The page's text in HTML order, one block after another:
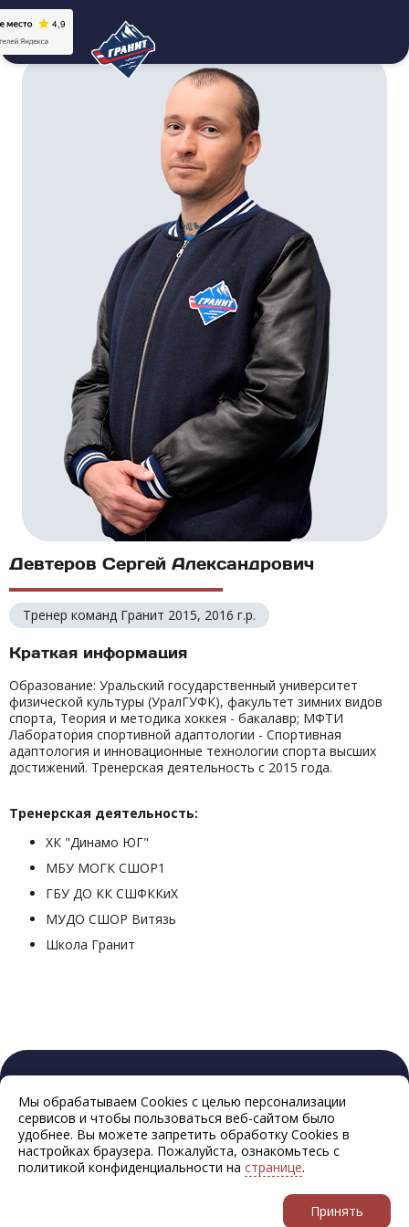
Девтеров Сергей Александрович
Тренер команд Гранит 2015, 2016 г.р.
Краткая информация
Образование: Уральский государственный университет
физической культуры (УралГУФК), факультет зимних видов
спорта, Теория и методика хоккея - бакалавр; МФТИ
Лаборатория спортивной адаптологии - Спортивная
адаптология и инновационные технологии спорта высших
достижений. Тренерская деятельность с 2015 года.
Тренерская деятельность:
ХК "Динамо ЮГ"
МБУ МОГК СШОР1
ГБУ ДО КК СШФККиХ
МУДО СШОР Витязь
⁠Школа Гранит
Мы обрабатываем Cookies с целью персонализации
сервисов и чтобы пользоваться веб-сайтом было
удобнее. Вы можете запретить обработку Cookies в
настройках браузера. Пожалуйста, ознакомьтесь с
политикой конфиденциальности на странице.
Принять